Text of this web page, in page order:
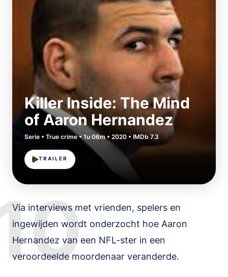
Killer Inside: The Mind
of Aaron Hernandez
Serie • True crime • 1u 06m • 2020 • IMDb 7.3
TRAILER
Via interviews met vrienden, spelers en
ingewijden wordt onderzocht hoe Aaron
Hernandez van een NFL-ster in een
veroordeelde moordenaar veranderde.